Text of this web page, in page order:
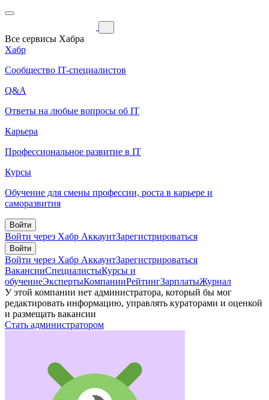
Все сервисы Хабра
Хабр
Сообщество IT-специалистов
Q&A
Ответы на любые вопросы об IT
Карьера
Профессиональное развитие в IT
Курсы
Обучение для смены профессии, роста в карьере и
саморазвития
Войти
Войти через Хабр АккаунтЗарегистрироваться
Войти
Войти через Хабр АккаунтЗарегистрироваться
ВакансииСпециалистыКурсы и
обучениеЭкспертыКомпанииРейтингЗарплатыЖурнал
У этой компании нет администратора, который бы мог
редактировать информацию, управлять кураторами и оценкой
и размещать вакансии
Стать администратором